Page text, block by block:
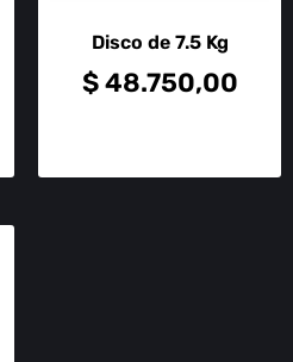
Disco de 7.5 Kg
$48.750,00